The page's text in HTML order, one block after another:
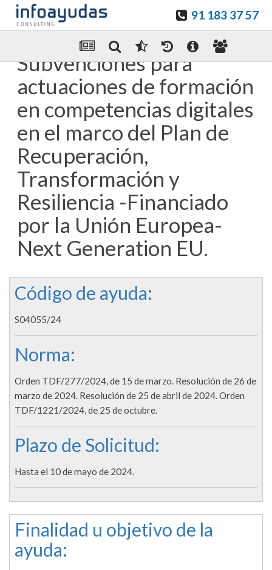
91 183 37 57
Enviar Por email
Subvenciones para
actuaciones de formación
en competencias digitales
en el marco del Plan de
Recuperación,
Transformación y
Resiliencia -Financiado
por la Unión Europea-
Next Generation EU.
Código de ayuda:
S04055/24
Norma:
Orden TDF/277/2024, de 15 de marzo. Resolución de 26 de
marzo de 2024. Resolución de 25 de abril de 2024. Orden
TDF/1221/2024, de 25 de octubre.
Plazo de Solicitud:
Hasta el 10 de mayo de 2024.
Finalidad u objetivo de la
ayuda: